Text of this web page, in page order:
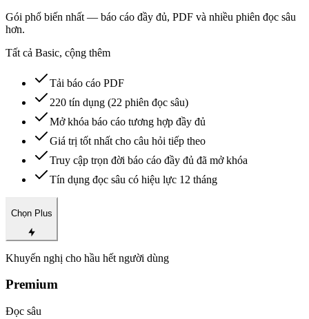
Gói phổ biến nhất — báo cáo đầy đủ, PDF và nhiều phiên đọc sâu
hơn.
Tất cả Basic, cộng thêm
Tải báo cáo PDF
220 tín dụng (22 phiên đọc sâu)
Mở khóa báo cáo tương hợp đầy đủ
Giá trị tốt nhất cho câu hỏi tiếp theo
Truy cập trọn đời báo cáo đầy đủ đã mở khóa
Tín dụng đọc sâu có hiệu lực 12 tháng
Chọn Plus
Khuyến nghị cho hầu hết người dùng
Premium
Đọc sâu